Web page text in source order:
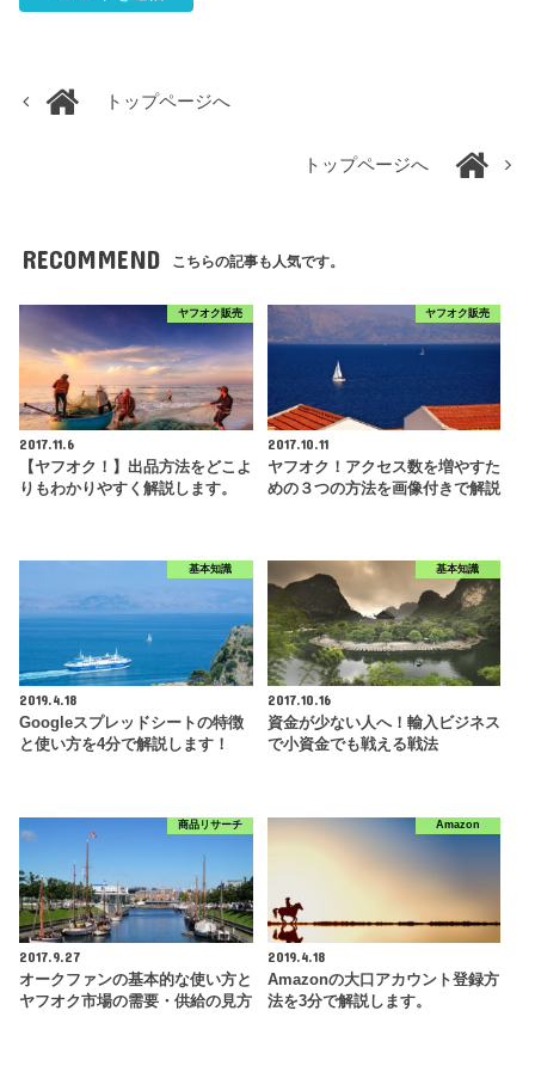
トップページへ
トップページへ
RECOMMEND こちらの記事も人気です。
ヤフオク販売
2017.11.6
【ヤフオク！】出品方法をどこよ
りもわかりやすく解説します。
ヤフオク販売
2017.10.11
ヤフオク！アクセス数を増やすた
めの３つの方法を画像付きで解説
基本知識
2019.4.18
Googleスプレッドシートの特徴
と使い方を4分で解説します！
基本知識
2017.10.16
資金が少ない人へ！輸入ビジネス
で小資金でも戦える戦法
商品リサーチ
2017.9.27
オークファンの基本的な使い方と
ヤフオク市場の需要・供給の見方
Amazon
2019.4.18
Amazonの大口アカウント登録方
法を3分で解説します。